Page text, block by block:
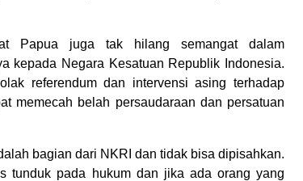
Papua juga tak hilang semangat dalam
kepada Negara Kesatuan Republik Indonesia.
referendum dan intervensi asing terhadap
memecah belah persaudaraan dan persatuan
bagian dari NKRI dan tidak bisa dipisahkan.
tunduk pada hukum dan jika ada orang yang